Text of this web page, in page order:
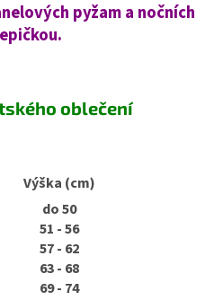
pyžam a nočních
oblečení
Výška (cm)
do 50
51 - 56
57 - 62
63 - 68
69 - 74